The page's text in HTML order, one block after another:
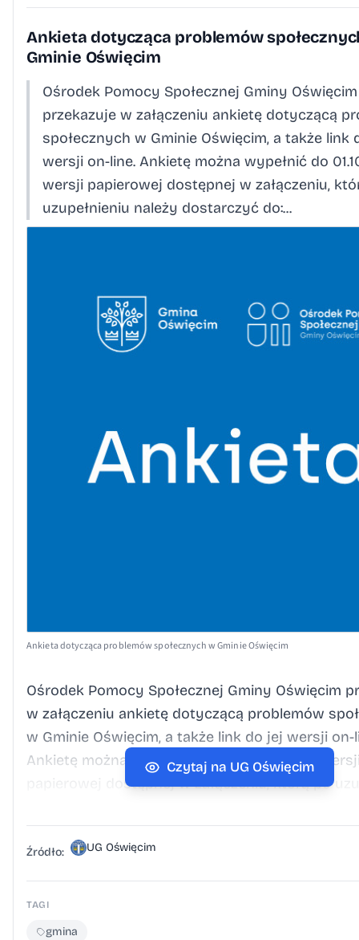
Ankieta dotycząca problemów
Gminie Oświęcim
Ośrodek Pomocy Społecznej Gminy Oświęcim
przekazuje w załączeniu ankietę dotyczącą
społecznych w Gminie Oświęcim, a także link
wersji on-line. Ankietę można wypełnić do
wersji papierowej dostępnej w załączeniu,
uzupełnieniu należy dostarczyć do:...
Ankieta dotycząca problemów społecznych w Gminie Oświęcim
Ośrodek Pomocy Społecznej Gminy Oświęcim
w załączeniu ankietę dotyczącą problemów
w Gminie Oświęcim, a także link do jej wersji on-
Ankietę można wypełnić do 01.10.2025 r. w
papierowej dostępnej w załączeniu, którą po
ul. Beskidzka 100, Urzędu Gminy Oświęcim ul.
lub w wersji on- line pod linkiem
https://docs.google.com/forms/d/e/
TnXU71wG7qEu2huo2IE4MQ5BxwpB-XISiYjw/
usp=dialog Wersja w formacie edytowalnym
Czytaj na UG Oświęcim
Źródło: UG Oświęcim
TAGI
gmina